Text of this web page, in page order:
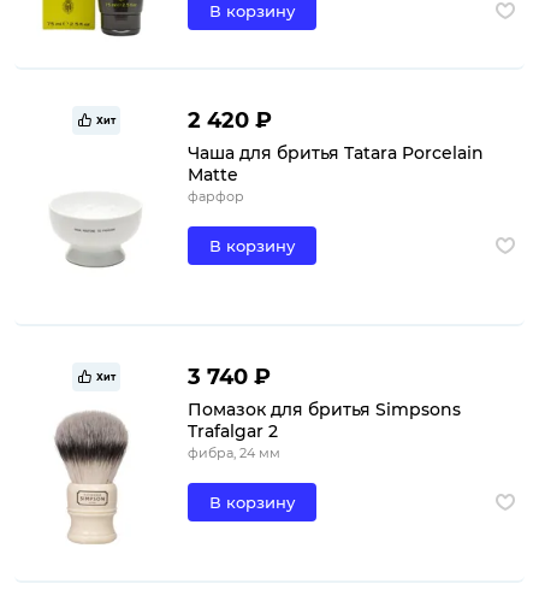
В корзину
Хит 2 420 ₽
Чаша для бритья Tatara Porcelain
Matte
фарфор
В корзину
Хит 3 740 ₽
Помазок для бритья Simpsons
Trafalgar 2
фибра, 24 мм
В корзину